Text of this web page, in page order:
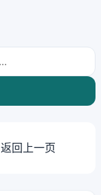
返回上一页